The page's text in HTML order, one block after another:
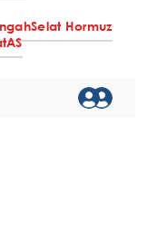
Selat Hormuz
AS